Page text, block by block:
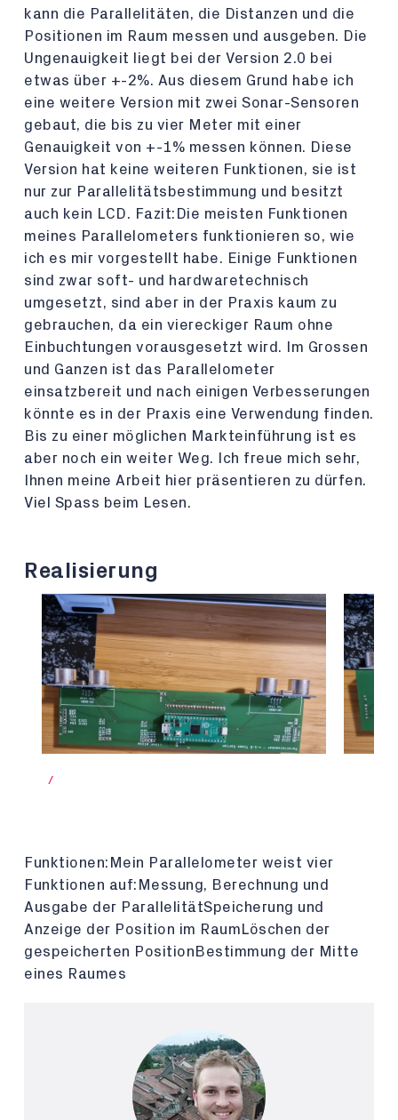
kann die Parallelitäten, die Distanzen und die
Positionen im Raum messen und ausgeben. Die
Ungenauigkeit liegt bei der Version 2.0 bei
etwas über +-2%. Aus diesem Grund habe ich
eine weitere Version mit zwei Sonar-Sensoren
gebaut, die bis zu vier Meter mit einer
Genauigkeit von +-1% messen können. Diese
Version hat keine weiteren Funktionen, sie ist
nur zur Parallelitätsbestimmung und besitzt
auch kein LCD. Fazit:Die meisten Funktionen
meines Parallelometers funktionieren so, wie
ich es mir vorgestellt habe. Einige Funktionen
sind zwar soft- und hardwaretechnisch
umgesetzt, sind aber in der Praxis kaum zu
gebrauchen, da ein viereckiger Raum ohne
Einbuchtungen vorausgesetzt wird. Im Grossen
und Ganzen ist das Parallelometer
einsatzbereit und nach einigen Verbesserungen
könnte es in der Praxis eine Verwendung finden.
Bis zu einer möglichen Markteinführung ist es
aber noch ein weiter Weg. Ich freue mich sehr,
Ihnen meine Arbeit hier präsentieren zu dürfen.
Viel Spass beim Lesen.
Realisierung
/
Funktionen:Mein Parallelometer weist vier
Funktionen auf:Messung, Berechnung und
Ausgabe der ParallelitätSpeicherung und
Anzeige der Position im RaumLöschen der
gespeicherten PositionBestimmung der Mitte
eines Raumes